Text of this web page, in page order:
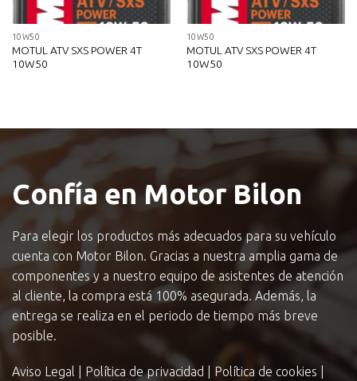
10W50
MOTUL ATV SXS POWER 4T
10W50
10W50
MOTUL ATV SXS POWER 4T
10W50
Confía en Motor Bilon
Para elegir los productos más adecuados para su vehículo
cuenta con Motor Bilon. Gracias a nuestra amplia gama de
componentes y a nuestro equipo de asistentes de atención
al cliente, la compra está 100% asegurada. Además, la
entrega se realiza en el periodo de tiempo más breve
posible.
Aviso Legal Política de privacidad Política de cookies